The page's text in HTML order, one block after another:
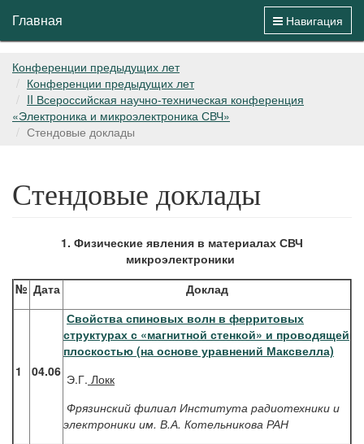
Навигация
Главная
Конференции предыдущих лет
Конференции предыдущих лет
II Всероссийская научно-техническая конференция
«Электроника и микроэлектроника СВЧ»
Стендовые доклады
Стендовые доклады
1. Физические явления в материалах СВЧ
микроэлектроники
№ Дата Доклад
1 04.06
Свойства спиновых волн в ферритовых
структурах с «магнитной стенкой» и проводящей
плоскостью (на основе уравнений Максвелла)
Э.Г. Локк
Фрязинский филиал Института радиотехники и
электроники им. В.А. Котельникова РАН